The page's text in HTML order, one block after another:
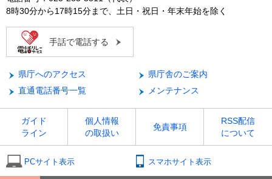
8時30分から17時15分まで、土日・祝日・年末年始を除く
手話で電話する
県庁へのアクセス
県庁舎のご案内
直通電話番号一覧
メンテナンス
ガイド
ライン
個人情報
の取扱い
免責事項
RSS配信
について
PCサイト表示 スマホサイト表示